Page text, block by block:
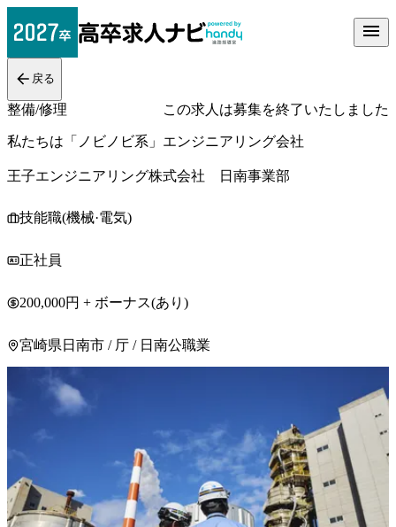
戻る
整備/修理 この求人は募集を終了いたしました
私たちは「ノビノビ系」エンジニアリング会社
王子エンジニアリング株式会社 日南事業部
技能職(機械·電気)
正社員
200,000円 + ボーナス(あり)
宮崎県日南市 / 厅 / 日南公職業